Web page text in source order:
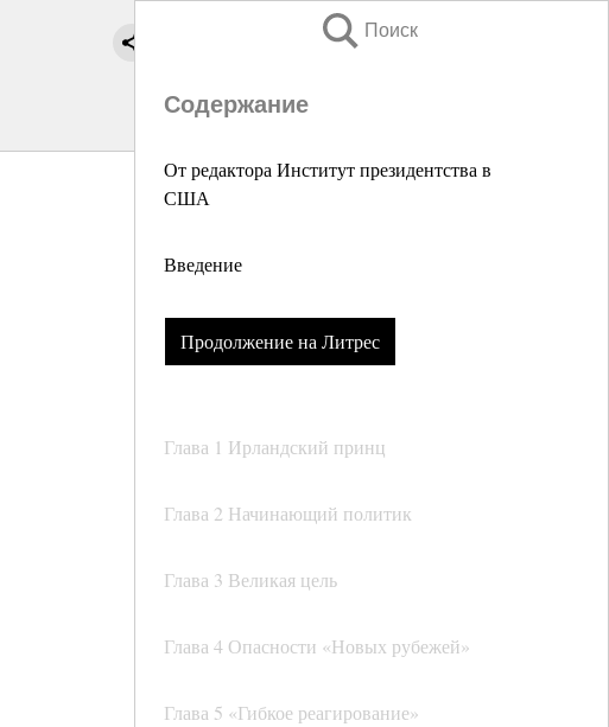
Поиск
Содержание
От редактора Институт президентства в
США
Введение
Продолжение на Литрес
Глава 1 Ирландский принц
Глава 2 Начинающий политик
Глава 3 Великая цель
Глава 4 Опасности «Новых рубежей»
Глава 5 «Гибкое реагирование»